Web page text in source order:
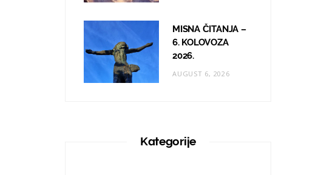
MISNA ČITANJA –
6. KOLOVOZA
2026.
AUGUST 6, 2026
Kategorije